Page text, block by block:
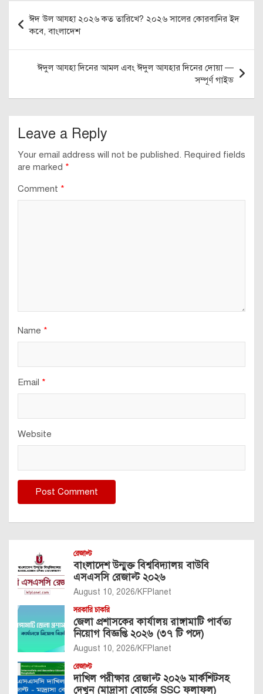
Post
navigation
ঈদ উল আযহা ২০২৬ কত তারিখে? ২০২৬ সালের কোরবানির ইদ
কবে, বাংলাদেশ
ঈদুল আযহা দিনের আমল এবং ঈদুল আযহার দিনের দোয়া —
সম্পূর্ণ গাইড
Leave a Reply
Your email address will not be published. Required fields
are marked *
Comment *
Name *
Email *
Website
রেজাল্ট
বাংলাদেশ উন্মুক্ত বিশ্ববিদ্যালয় বাউবি
এসএসসি রেজাল্ট ২০২৬
August 10, 2026 KFPlanet
সরকারি চাকরি
জেলা প্রশাসকের কার্যালয় রাঙ্গামাটি পার্বত্য
নিয়োগ বিজ্ঞপ্তি ২০২৬ (৩৭ টি পদে)
August 10, 2026 KFPlanet
রেজাল্ট
দাখিল পরীক্ষার রেজাল্ট ২০২৬ মার্কশিটসহ
দেখুন (মাদ্রাসা বোর্ডের SSC ফলাফল)